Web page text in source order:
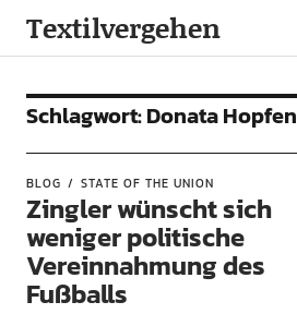
Textilvergehen
Schlagwort:Donata Hopfen
BLOG STATE OF THE UNION
Zingler wünscht sich
weniger politische
Vereinnahmung des
Fußballs